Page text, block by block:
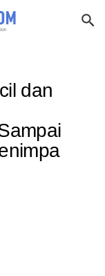
dan